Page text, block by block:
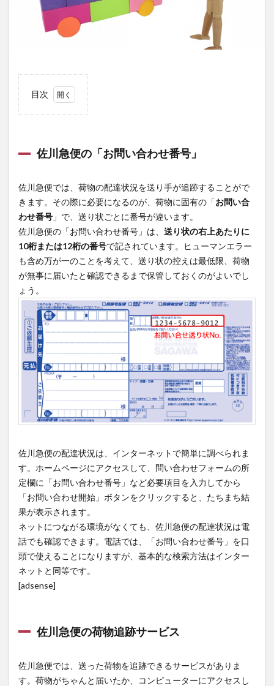
目次
の
合わ
せ番
号」
2
佐川
急便
の荷
物追
跡サ
ービ
ス
佐川
急便
の再
配達
佐川急便の「お問い合わせ番号」
佐川急便では、荷物の配達状況を送り手が追跡することがで
きます。その際に必要になるのが、荷物に固有の「お問い合
わせ番号 」で、送り状ごとに番号が違います。
佐川急便の「お問い合わせ番号」は、 送り状の右上あたりに
10桁または12桁の番号で記されています。ヒューマンエラー
も含め万が一のことを考えて、送り状の控えは最低限、荷物
が無事に届いたと確認できるまで保管しておくのがよいでし
ょう。
佐川急便の配達状況は、インターネットで簡単に調べられま
す。ホームページにアクセスして、問い合わせフォームの所
定欄に「お問い合わせ番号」など必要項目を入力してから
「お問い合わせ開始」ボタンをクリックすると、たちまち結
果が表示されます。
ネットにつながる環境がなくても、佐川急便の配達状況は電
話でも確認できます。電話では、「お問い合わせ番号」を口
頭で使えることになりますが、基本的な検索方法はインター
ネットと同等です。
[adsense]
佐川急便の荷物追跡サービス
佐川急便では、送った荷物を追跡できるサービスがありま
す。荷物がちゃんと届いたか、コンピューターにアクセスし